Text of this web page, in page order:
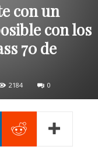
con un
con los
70 de
2184 0